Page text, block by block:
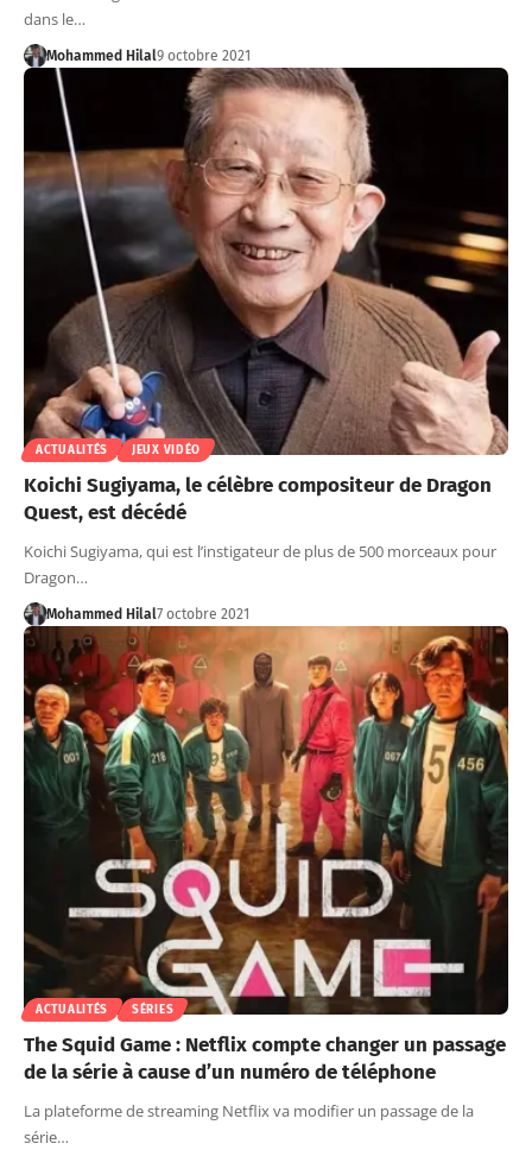
dans le…
Mohammed Hilal9 octobre 2021
ACTUALITÉS JEUX VIDÉO
Koichi Sugiyama, le célèbre compositeur de Dragon
Quest, est décédé
Koichi Sugiyama, qui est l’instigateur de plus de 500 morceaux pour
Dragon…
Mohammed Hilal7 octobre 2021
ACTUALITÉS SÉRIES
The Squid Game : Netflix compte changer un passage
de la série à cause d’un numéro de téléphone
La plateforme de streaming Netflix va modifier un passage de la
série…